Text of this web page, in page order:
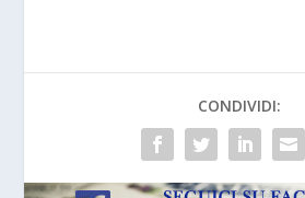
CONDIVIDI: